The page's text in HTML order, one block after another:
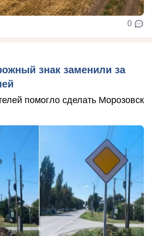
0
знак заменили за
помогло сделать Морозовск